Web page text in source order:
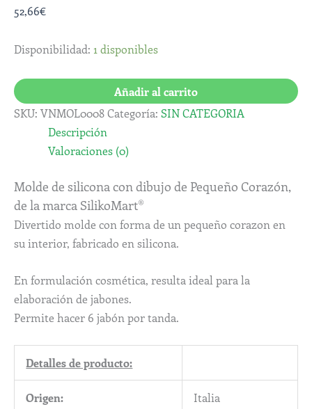
52,66€
Disponibilidad: 1 disponibles
Añadir al carrito
SKU: VNMOL0008Categoría: SIN CATEGORIA
Descripción
Valoraciones (0)
Molde de silicona con dibujo de Pequeño Corazón,
de la marca SilikoMart®
Divertido molde con forma de un pequeño corazon en
su interior, fabricado en silicona.
En formulación cosmética, resulta ideal para la
elaboración de jabones.
Permite hacer 6 jabón por tanda.
Detalles de producto:
Origen: Italia